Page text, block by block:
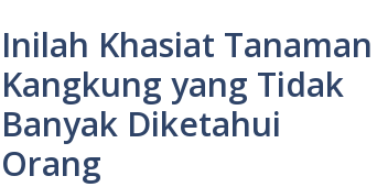
Inilah Khasiat Tanaman
Kangkung yang Tidak
Banyak Diketahui
Orang